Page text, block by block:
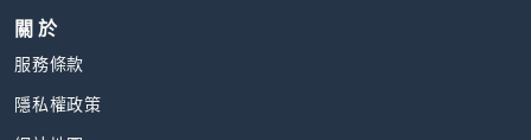
關 於
服務條款
隱私權政策